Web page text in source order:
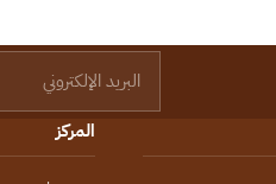
المركز